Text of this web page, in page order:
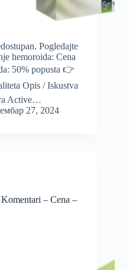
Pogledajte
hemoroida: Cena
50% popusta 👉
Opis / Iskustva
Active…
27, 2024
– Cena –